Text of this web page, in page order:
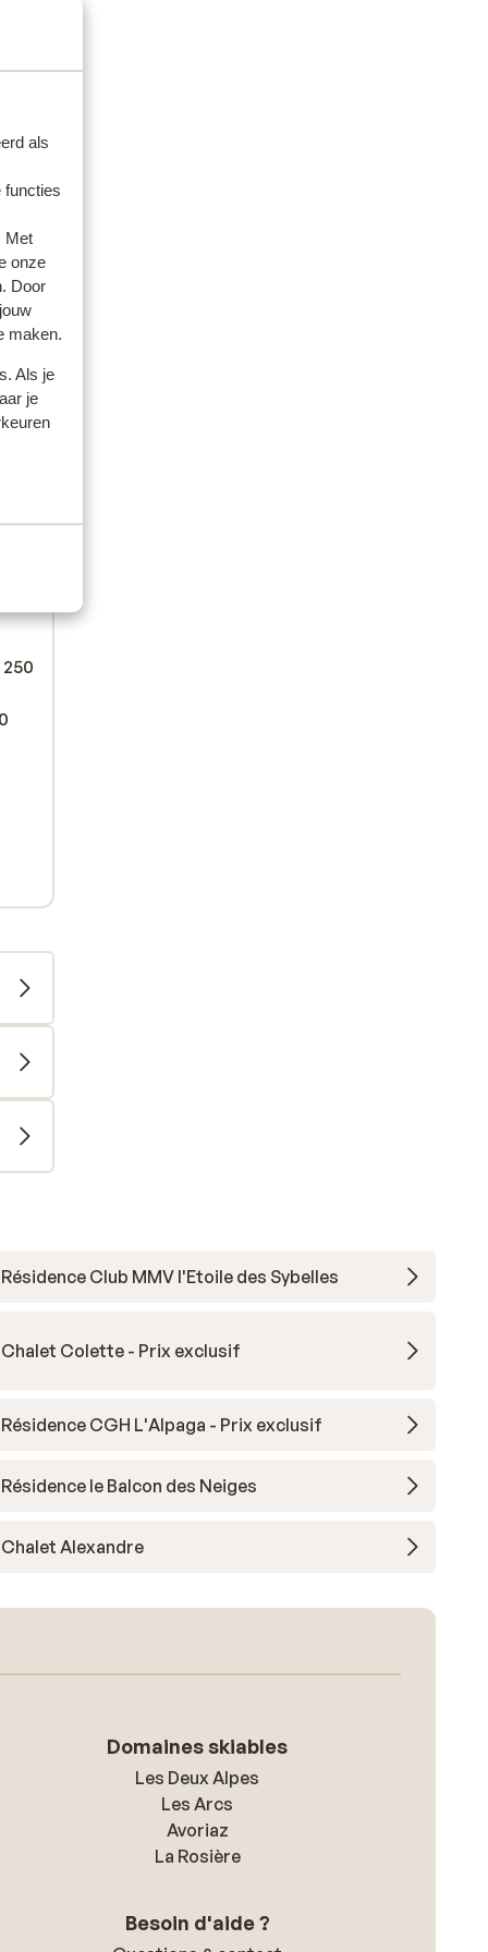
als
functies
Met
onze
Door
maken.
Als je
je
Résidence Club MMV l'Etoile des Sybelles
Chalet Colette - Prix exclusif
Résidence CGH L'Alpaga - Prix exclusif
Résidence le Balcon des Neiges
Chalet Alexandre
Domaines skiables
Les Deux Alpes
Les Arcs
Avoriaz
La Rosière
Besoin d'aide ?